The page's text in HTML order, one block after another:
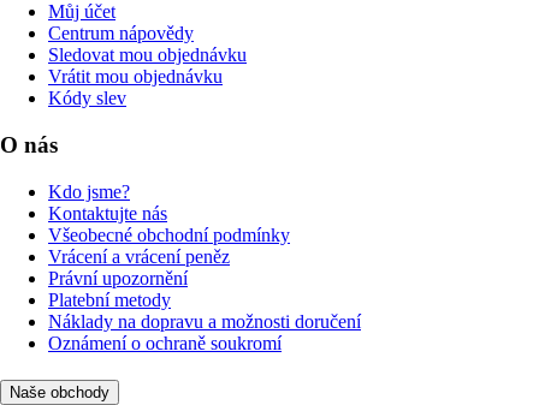
Můj účet
Centrum nápovědy
Sledovat mou objednávku
Vrátit mou objednávku
Kódy slev
O nás
Kdo jsme?
Kontaktujte nás
Všeobecné obchodní podmínky
Vrácení a vrácení peněz
Právní upozornění
Platební metody
Náklady na dopravu a možnosti doručení
Oznámení o ochraně soukromí
Naše obchody